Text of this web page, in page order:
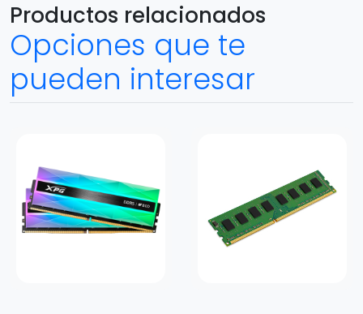
Productos relacionados
Opciones que te
pueden interesar